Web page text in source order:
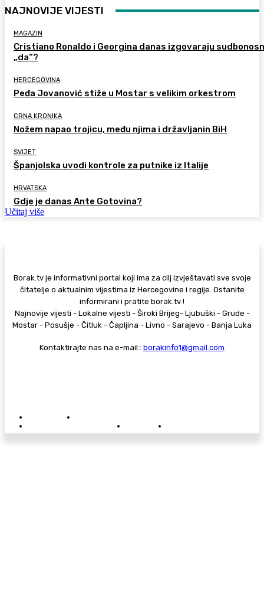
NAJNOVIJE VIJESTI
MAGAZIN
Cristiano Ronaldo i Georgina danas izgovaraju
„da“?
HERCEGOVINA
Peđa Jovanović stiže u Mostar s velikim orkestrom
CRNA KRONIKA
Nožem napao trojicu, među njima i državljanin BiH
SVIJET
Španjolska uvodi kontrole za putnike iz Italije
HRVATSKA
Gdje je danas Ante Gotovina?
Učitaj više
Borak.tv je informativni portal koji ima za cilj izvještavati sve svoje
čitatelje o aktualnim vijestima iz Hercegovine i regije. Ostanite
informirani i pratite borak.tv !
Najnovije vijesti - Lokalne vijesti - Široki Brijeg- Ljubuški - Grude -
Mostar - Posušje - Čitluk - Čapljina - Livno - Sarajevo - Banja Luka
Kontaktirajte nas na e-mail:: borakinfo1@gmail.com